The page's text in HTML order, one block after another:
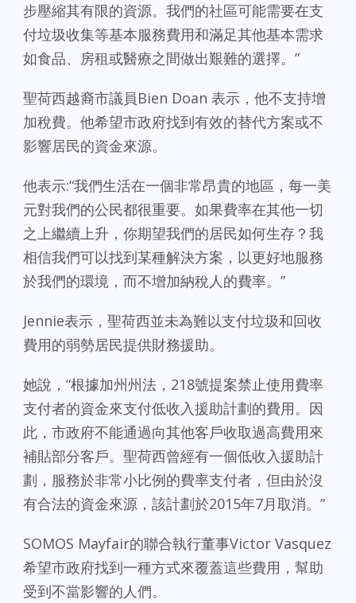
步壓縮其有限的資源。我們的社區可能需要在支
付垃圾收集等基本服務費用和滿足其他基本需求
如食品、房租或醫療之間做出艱難的選擇。”
聖荷西越裔市議員Bien Doan 表示，他不支持增
加稅費。他希望市政府找到有效的替代方案或不
影響居民的資金來源。
他表示:“我們生活在一個非常昂貴的地區，每一美
元對我們的公民都很重要。如果費率在其他一切
之上繼續上升，你期望我們的居民如何生存？我
相信我們可以找到某種解決方案，以更好地服務
於我們的環境，而不增加納稅人的費率。”
Jennie表示，聖荷西並未為難以支付垃圾和回收
費用的弱勢居民提供財務援助。
她說，“根據加州州法，218號提案禁止使用費率
支付者的資金來支付低收入援助計劃的費用。因
此，市政府不能通過向其他客戶收取過高費用來
補貼部分客戶。聖荷西曾經有一個低收入援助計
劃，服務於非常小比例的費率支付者，但由於沒
有合法的資金來源，該計劃於2015年7月取消。”
SOMOS Mayfair的聯合執行董事Victor Vasquez
希望市政府找到一種方式來覆蓋這些費用，幫助
受到不當影響的人們。